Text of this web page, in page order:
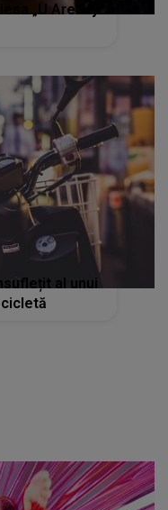
„U Are My
al unui